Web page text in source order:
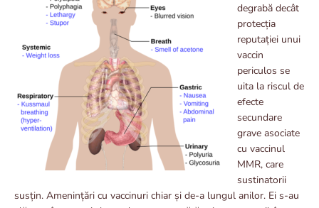
degrabă decât
protecția
reputației unui
vaccin
periculos se
uita la riscul de
efecte
secundare
grave asociate
cu vaccinul
MMR, care
sustinatorii
susțin. Amenințări cu vaccinuri chiar și de-a lungul anilor. Ei s-au